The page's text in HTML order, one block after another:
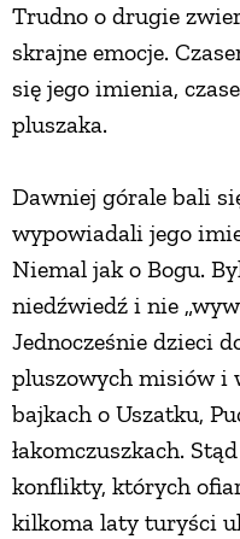
Trudno o drugie
skrajne emocje.
się jego imienia,
pluszaka.
Dawniej górale bali
wypowiadali jego
Niemal jak o Bogu.
niedźwiedź i nie
Jednocześnie dzieci
pluszowych misiów i
bajkach o Uszatku,
łakomczuszkach.
konflikty, których
kilkoma laty turyści